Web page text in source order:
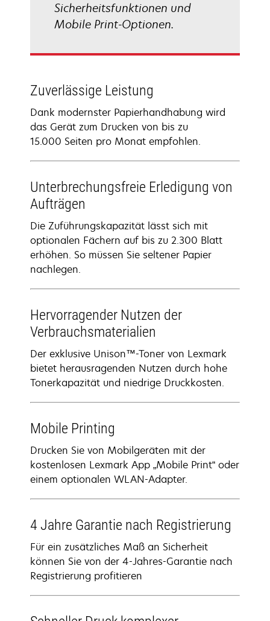
Sicherheitsfunktionen und
Mobile Print-Optionen.
Zuverlässige Leistung
Dank modernster Papierhandhabung wird
das Gerät zum Drucken von bis zu
15.000 Seiten pro Monat empfohlen.
Unterbrechungsfreie Erledigung von
Aufträgen
Die Zuführungskapazität lässt sich mit
optionalen Fächern auf bis zu 2.300 Blatt
erhöhen. So müssen Sie seltener Papier
nachlegen.
Hervorragender Nutzen der
Verbrauchsmaterialien
Der exklusive Unison™-Toner von Lexmark
bietet herausragenden Nutzen durch hohe
Tonerkapazität und niedrige Druckkosten.
Mobile Printing
Drucken Sie von Mobilgeräten mit der
kostenlosen Lexmark App „Mobile Print“ oder
einem optionalen WLAN-Adapter.
4 Jahre Garantie nach Registrierung
Für ein zusätzliches Maß an Sicherheit
können Sie von der 4-Jahres-Garantie nach
Registrierung profitieren